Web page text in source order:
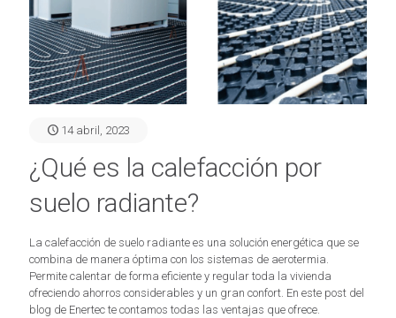
14 abril, 2023
¿Qué es la calefacción por
suelo radiante?
La calefacción de suelo radiante es una solución energética que se
combina de manera óptima con los sistemas de aerotermia.
Permite calentar de forma eficiente y regular toda la vivienda
ofreciendo ahorros considerables y un gran confort. En este post del
blog de Enertec te contamos todas las ventajas que ofrece.